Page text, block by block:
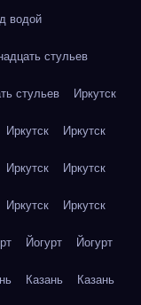
водой
стульев
стульев Иркутск
Иркутск Иркутск
Иркутск Иркутск
Иркутск Иркутск
Йогурт Йогурт
Казань Казань